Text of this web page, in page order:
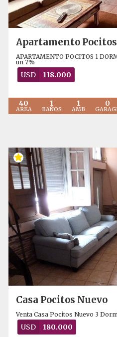
Apartamento Pocitos
APARTAMENTO POCITOS 1
un 7%
USD 118.000
40
AREA
1
BAÑOS
1
AMB
0
Casa Pocitos Nuevo
Venta Casa Pocitos Nuevo 3
USD 180.000